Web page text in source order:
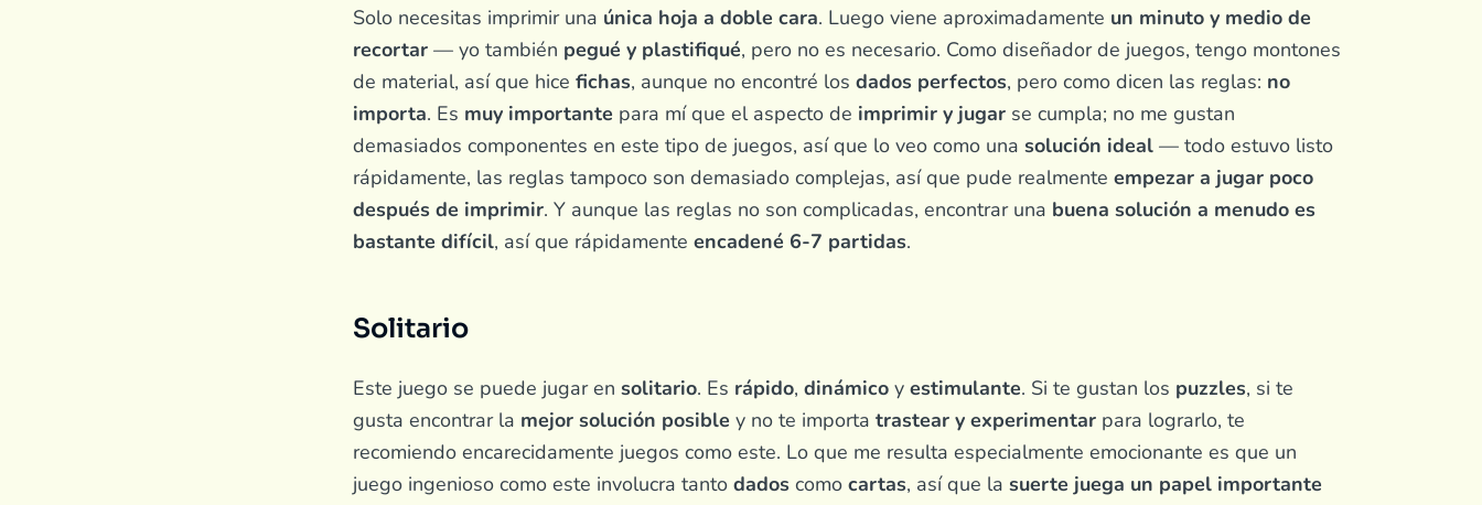
Solo necesitas imprimir una única hoja a doble cara. Luego viene aproximadamente un minuto y medio de
recortar — yo también pegué y plastifiqué, pero no es necesario. Como diseñador de juegos, tengo montones
de material, así que hice fichas, aunque no encontré los dados perfectos, pero como dicen las reglas: no
importa. Es muy importante para mí que el aspecto de imprimir y jugar se cumpla; no me gustan
demasiados componentes en este tipo de juegos, así que lo veo como una solución ideal — todo estuvo listo
rápidamente, las reglas tampoco son demasiado complejas, así que pude realmente empezar a jugar poco
después de imprimir. Y aunque las reglas no son complicadas, encontrar una buena solución a menudo es
bastante difícil, así que rápidamente encadené 6-7 partidas.
Solitario
Este juego se puede jugar en solitario. Es rápido, dinámico y estimulante. Si te gustan los puzzles, si te
gusta encontrar la mejor solución posible y no te importa trastear y experimentar para lograrlo, te
recomiendo encarecidamente juegos como este. Lo que me resulta especialmente emocionante es que un
juego ingenioso como este involucra tanto dados como cartas, así que la suerte juega un papel importante